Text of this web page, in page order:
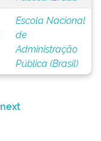
Escola Nacional
de
Administração
Pública (Brasil)
next